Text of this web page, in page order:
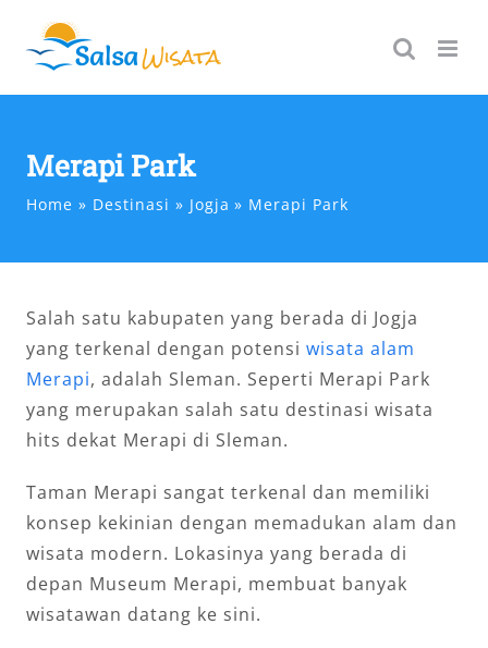
content
Merapi Park
Home Destinasi Jogja Merapi Park
Salah satu kabupaten yang berada di Jogja
yang terkenal dengan potensi wisata alam
Merapi, adalah Sleman. Seperti Merapi Park
yang merupakan salah satu destinasi wisata
hits dekat Merapi di Sleman.
Taman Merapi sangat terkenal dan memiliki
konsep kekinian dengan memadukan alam dan
wisata modern. Lokasinya yang berada di
depan Museum Merapi, membuat banyak
wisatawan datang ke sini.